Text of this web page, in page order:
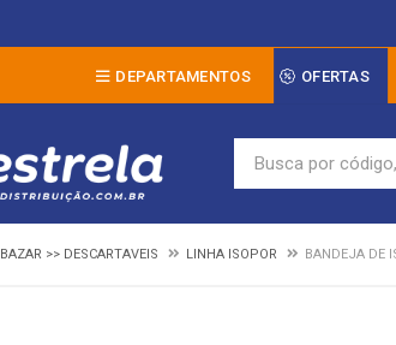
DEPARTAMENTOS OFERTAS
BAZAR >> DESCARTAVEIS LINHA ISOPOR BANDEJA DE